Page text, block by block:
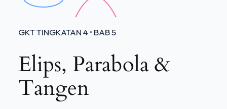
GKT TINGKATAN 4 • BAB 5
Elips, Parabola &
Tangen